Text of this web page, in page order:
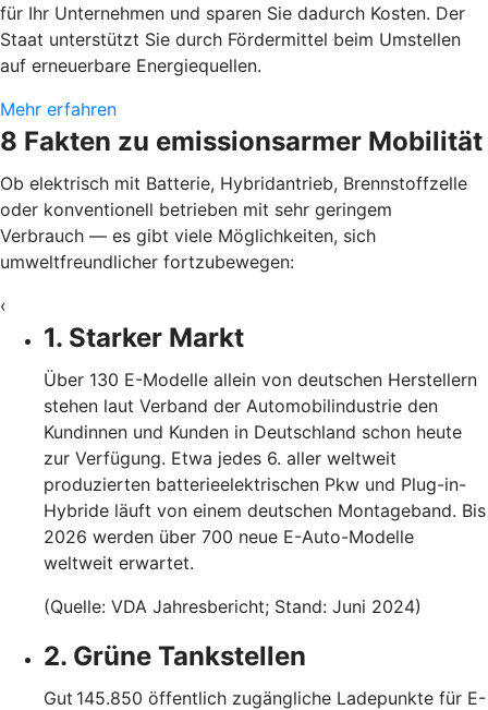
für Ihr Unternehmen und sparen Sie dadurch Kosten. Der
Staat unterstützt Sie durch Fördermittel beim Umstellen
auf erneuerbare Energiequellen.
Mehr erfahren
8 Fakten zu emissionsarmer Mobilität
Ob elektrisch mit Batterie, Hybridantrieb, Brennstoffzelle
oder konventionell betrieben mit sehr geringem
Verbrauch — es gibt viele Möglichkeiten, sich
umweltfreundlicher fortzubewegen:
‹
1. Starker Markt
Über 130 E-Modelle allein von deutschen Herstellern
stehen laut Verband der Automobilindustrie den
Kundinnen und Kunden in Deutschland schon heute
zur Verfügung. Etwa jedes 6. aller weltweit
produzierten batterieelektrischen Pkw und Plug-in-
Hybride läuft von einem deutschen Montageband. Bis
2026 werden über 700 neue E-Auto-Modelle
weltweit erwartet.
(Quelle: VDA Jahresbericht; Stand: Juni 2024)
2. Grüne Tankstellen
Gut 145.850 öffentlich zugängliche Ladepunkte für E-